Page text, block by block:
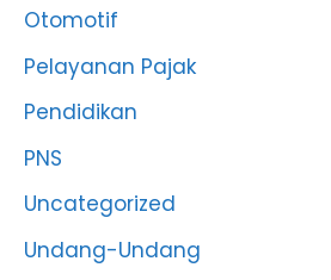
Otomotif
Pelayanan Pajak
Pendidikan
PNS
Uncategorized
Undang-Undang